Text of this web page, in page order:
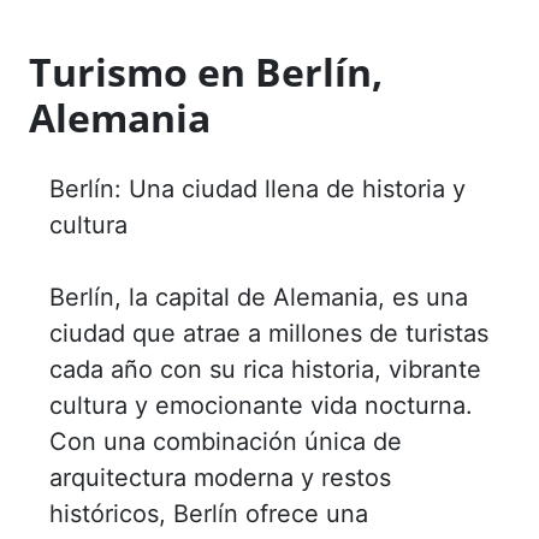
Turismo en Berlín,
Alemania
Berlín: Una ciudad llena de historia y
cultura
Berlín, la capital de Alemania, es una
ciudad que atrae a millones de turistas
cada año con su rica historia, vibrante
cultura y emocionante vida nocturna.
Con una combinación única de
arquitectura moderna y restos
históricos, Berlín ofrece una